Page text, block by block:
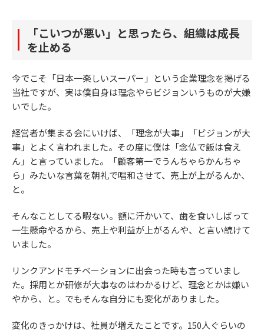
「こいつが悪い」と思ったら、組織は成長
を止める
今でこそ「日本一楽しいスーパー」という企業理念を掲げる
当社ですが、実は僕自身は理念やらビジョンいうものが大嫌
いでした。
経営者が集まる会にいけば、「理念が大事」「ビジョンが大
事」とよく言われました。その度に僕は「念仏で飯は食え
ん」と言っていました。「顧客第一でうんちゃらかんちゃ
ら」みたいな言葉を朝礼で唱和させて、売上が上がるんか、
と。
そんなことしてる暇ない。額に汗かいて、歯を食いしばって
一生懸命やるから、売上や利益が上がるんや、と言い続けて
いました。
リンクアンドモチベーションに出会った時も言っていまし
た。採用とか研修が大事なのはわかるけど、理念とかは嫌い
やから、と。でもそんな自分にも変化がありました。
変化のきっかけは、社員が増えたことです。150人ぐらいの